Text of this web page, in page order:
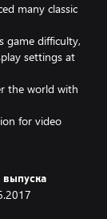
many classic
game difficulty,
settings at
the world with
for video
выпуска